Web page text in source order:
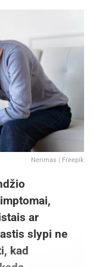
Nerimas | Freepik
ar
slypi ne
kad